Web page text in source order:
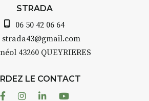
avez ouvert une galerie à
Auzon…
Bernard TURLE Le Fumoir n’est
pas une galerie permanente.
AuzonToujours organise
dans le village. Des artistes et
STRADA
06 50 42 06 64
strada43@gmail.com
43260 QUEYRIERES
LE CONTACT
FacebookInstagram
LinkedinYoutube